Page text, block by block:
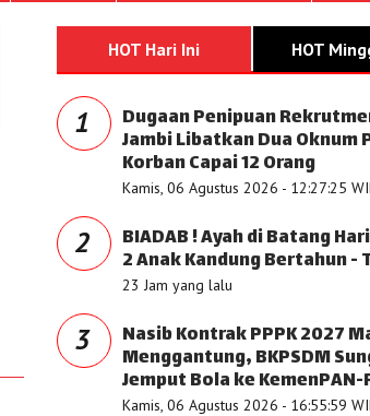
HOT Hari Ini HOT
1 Dugaan Penipuan
Jambi Libatkan Dua Oknum
Korban Capai 12 Orang
Kamis, 06 Agustus 2026 - 12:27:25
2 BIADAB ! Ayah di Batang
2 Anak Kandung Bertahun -
23 Jam yang lalu
3 Nasib Kontrak PPPK 2027
Menggantung, BKPSDM
Jemput Bola ke KemenPAN-
Kamis, 06 Agustus 2026 - 16:55:59